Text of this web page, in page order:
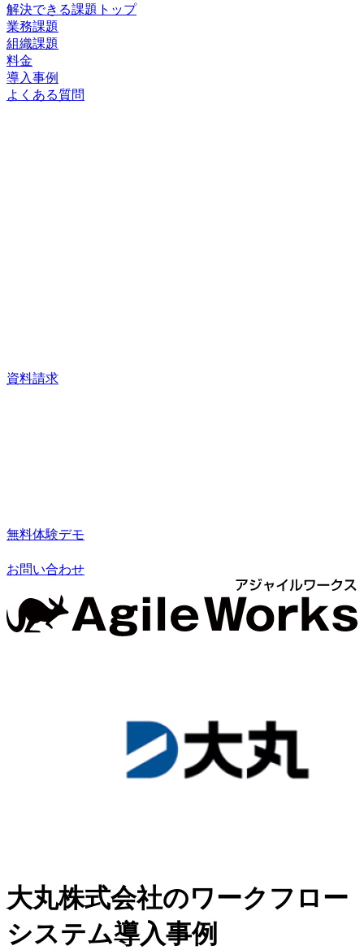
解決できる課題トップ
業務課題
組織課題
料金
導入事例
よくある質問
資料請求
無料体験デモ
お問い合わせ
大丸株式会社のワークフロー
システム導入事例